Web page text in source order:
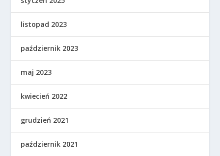
listopad 2023
październik 2023
maj 2023
kwiecień 2022
grudzień 2021
październik 2021